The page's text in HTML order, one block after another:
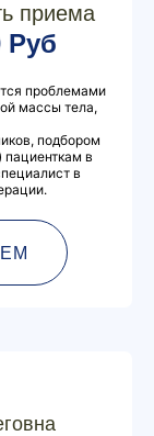
приема
Руб
проблемами
массы тела,
подбором
пациенткам в
в